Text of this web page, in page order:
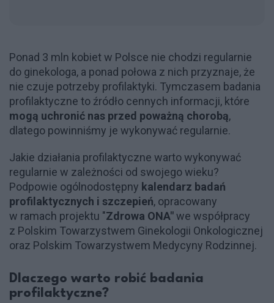
Ponad 3 mln kobiet w Polsce nie chodzi regularnie
do ginekologa, a ponad połowa z nich przyznaje, że
nie czuje potrzeby profilaktyki. Tymczasem badania
profilaktyczne to źródło cennych informacji, które
mogą uchronić nas przed poważną chorobą,
dlatego powinniśmy je wykonywać regularnie.
Jakie działania profilaktyczne warto wykonywać
regularnie w zależności od swojego wieku?
Podpowie ogólnodostępny kalendarz badań
profilaktycznych i szczepień, opracowany
w ramach projektu "Zdrowa ONA"we współpracy
z Polskim Towarzystwem Ginekologii Onkologicznej
oraz Polskim Towarzystwem Medycyny Rodzinnej.
Dlaczego warto robić badania
profilaktyczne?